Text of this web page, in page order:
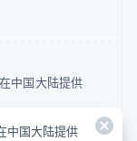
中国大陆提供
中国大陆提供